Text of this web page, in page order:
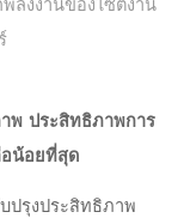
ลังงานของไซต์งาน
พ ประสิทธิภาพการ
อน้อยที่สุด
ปรุงประสิทธิภาพ